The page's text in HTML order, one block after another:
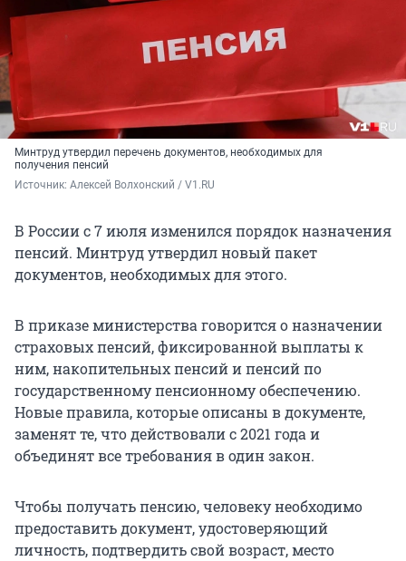
Минтруд утвердил перечень документов, необходимых для
получения пенсий
Источник: Алексей Волхонский / V1.RU
В России с 7 июля изменился порядок назначения
пенсий. Минтруд утвердил новый пакет
документов, необходимых для этого.
В приказе министерства говорится о назначении
страховых пенсий, фиксированной выплаты к
ним, накопительных пенсий и пенсий по
государственному пенсионному обеспечению.
Новые правила, которые описаны в документе,
заменят те, что действовали с 2021 года и
объединят все требования в один закон.
Чтобы получать пенсию, человеку необходимо
предоставить документ, удостоверяющий
личность, подтвердить свой возраст, место